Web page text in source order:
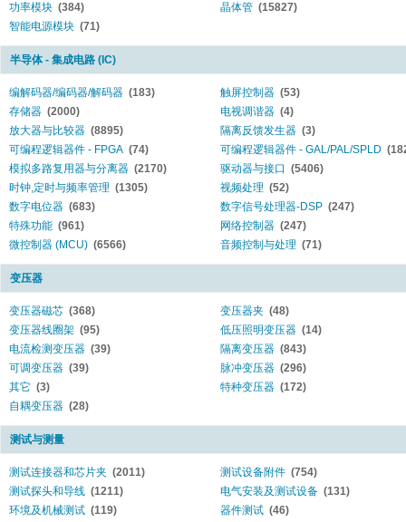
功率模块 (384) 晶体管 (15827)
智能电源模块 (71)
半导体 - 集成电路 (IC)
编解码器/编码器/解码器 (183) 触屏控制器 (53)
存储器 (2000) 电视调谐器 (4)
放大器与比较器 (8895) 隔离反馈发生器 (3)
可编程逻辑器件 - FPGA (74) 可编程逻辑器件 - GAL/PAL/SPLD
模拟多路复用器与分离器 (2170) 驱动器与接口 (5406)
时钟,定时与频率管理 (1305) 视频处理 (52)
数字电位器 (683) 数字信号处理器-DSP (247)
特殊功能 (961) 网络控制器 (247)
微控制器 (MCU) (6566) 音频控制与处理 (71)
变压器
变压器磁芯 (368) 变压器夹 (48)
变压器线圈架 (95) 低压照明变压器 (14)
电流检测变压器 (39) 隔离变压器 (843)
可调变压器 (39) 脉冲变压器 (296)
其它 (3) 特种变压器 (172)
自耦变压器 (28)
测试与测量
测试连接器和芯片夹 (2011) 测试设备附件 (754)
测试探头和导线 (1211) 电气安装及测试设备 (131)
环境及机械测试 (119) 器件测试 (46)